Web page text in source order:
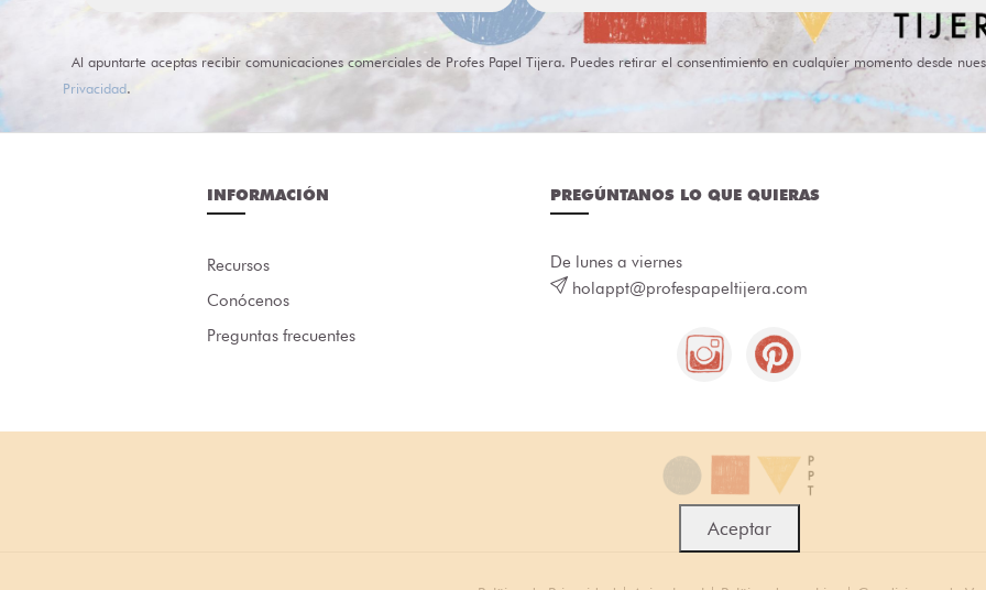
Al apuntarte aceptas recibir comunicaciones comerciales de Profes Papel Tijera. Puedes retirar el consentimiento en cualquier momento desde
Privacidad.
INFORMACIÓN
Recursos
Conócenos
Preguntas frecuentes
PREGÚNTANOS LO QUE QUIERAS
De lunes a viernes
holappt@profespapeltijera.com
Aceptar